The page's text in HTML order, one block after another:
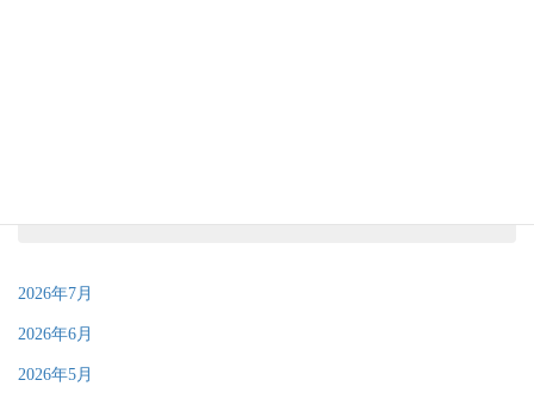
2026年7月
2026年6月
2026年5月